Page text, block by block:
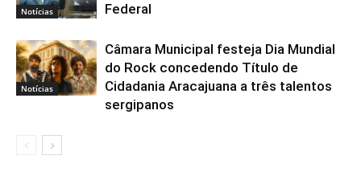
Notícias
Federal
Notícias
Câmara Municipal festeja Dia Mundial
do Rock concedendo Título de
Cidadania Aracajuana a três talentos
sergipanos